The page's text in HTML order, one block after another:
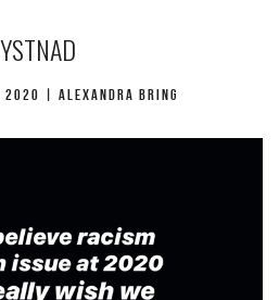
| Alexandra Bring